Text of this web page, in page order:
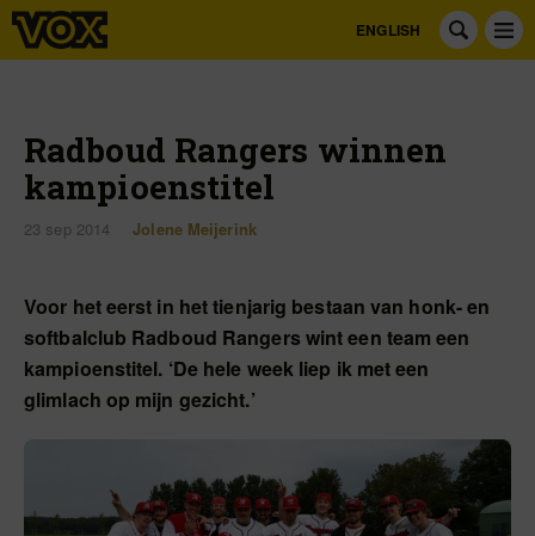
ENGLISH
Radboud Rangers winnen
kampioenstitel
23 sep 2014 Jolene Meijerink
Voor het eerst in het tienjarig bestaan van honk- en
softbalclub Radboud Rangers wint een team een
kampioenstitel. ‘De hele week liep ik met een
glimlach op mijn gezicht.’